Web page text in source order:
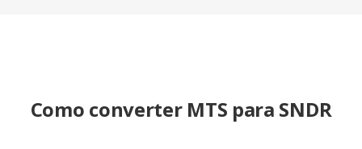
Como converter MTS para SNDR